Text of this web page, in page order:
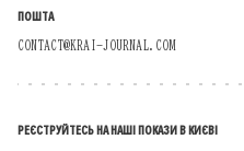
ПОШТА
CONTACT@KRAI-JOURNAL.COM
РЕЄСТРУЙТЕСЬ НА НАШІ ПОКАЗИ В КИЄВІ